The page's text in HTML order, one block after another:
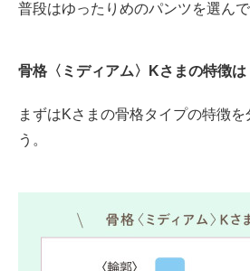
普段はゆったりめのパンツを選ん
骨格〈ミディアム〉Kさまの特徴は
まずはKさまの骨格タイプの特徴を
う。